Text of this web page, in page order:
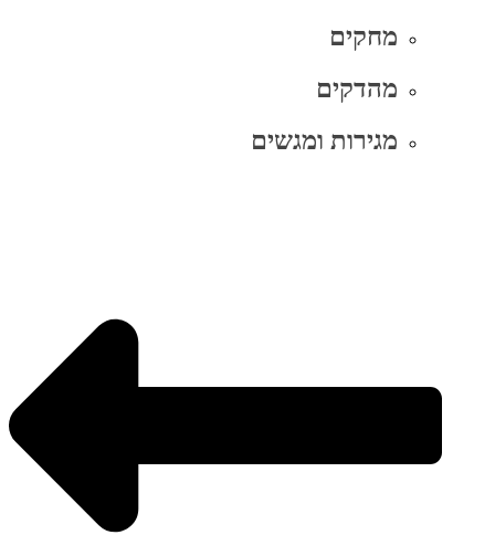
מחקים
מהדקים
מגירות ומגשים